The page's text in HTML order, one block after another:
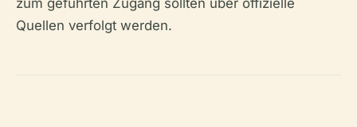
zum geführten Zugang sollten über offizielle
Quellen verfolgt werden.